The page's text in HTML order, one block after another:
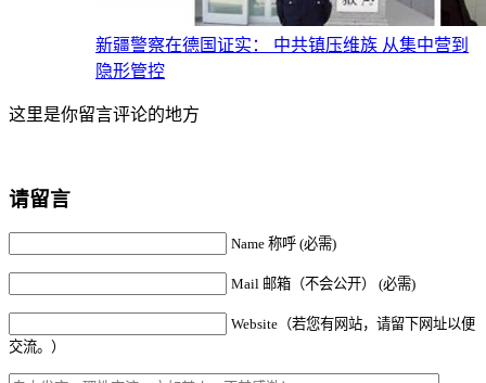
新疆警察在德国证实： 中共镇压维族 从集中营到
隐形管控
这里是你留言评论的地方
请留言
Name 称呼 (必需)
Mail 邮箱（不会公开） (必需)
Website（若您有网站，请留下网址以便
交流。）